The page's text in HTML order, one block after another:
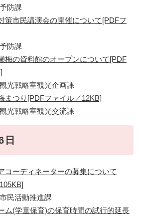
防課
策市民講演会の開催について[PDFフ
防課
梅の資料館のオープンについて[PDF
光戦略室観光企画課
まつり[PDFファイル／12KB]
光戦略室観光交流課
コーディネーターの募集について
民活動推進課
ム(学童保育)の保育時間の試行的延長